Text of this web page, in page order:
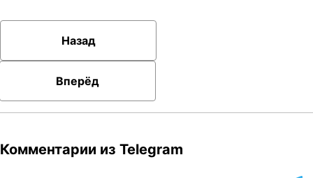
Назад
Вперёд
Комментарии из Telegram